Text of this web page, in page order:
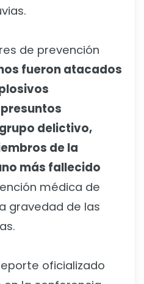
de prevención
fueron atacados
delictivo,
de la
más fallecido
médica de
gravedad de las
oficializado